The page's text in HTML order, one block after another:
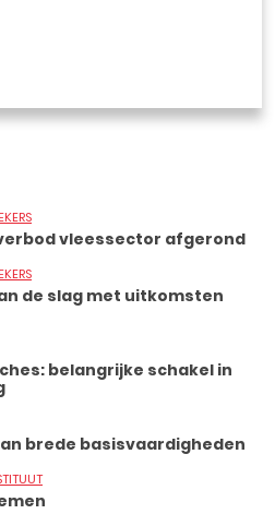
vleessector afgerond
de slag met uitkomsten
belangrijke schakel in
brede basisvaardigheden